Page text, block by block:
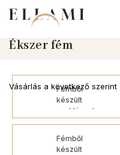
Vásárlás a következő szerint
Ékszer fém
Fémből
készült
nyakláncok
Fémből
készült